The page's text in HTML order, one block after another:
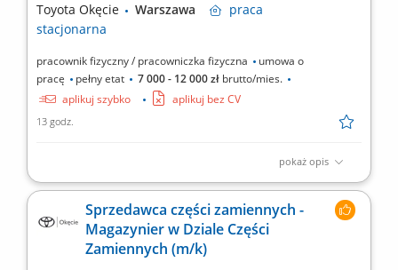
pracownikami...
Toyota Okęcie Warszawa
praca
stacjonarna
pracownik fizyczny / pracowniczka fizyczna
umowa o
pracę
pełny etat 7 000 - 12 000 zł brutto/mies.
aplikuj szybko
aplikuj bez CV
13 godz.
pokaż opis
Twoje zadania Wykonywanie napraw mechanicznych pojazdów;
Toyota/Lexus; Diagnostyka usterek; Wykonywanie napraw
gwarancyjnych i pogwarancyjnych; Zapewnienie najwyższej
jakości wykonywanych prac; Utrzymanie powierzonego mienia w
Sprzedawca części zamiennych -
Magazynier w Dziale Części
Zamiennych (m/k)